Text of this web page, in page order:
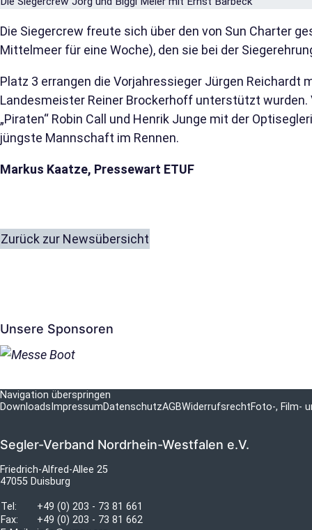
Die Siegercrew freute sich über den von Sun Charter
Mittelmeer für eine Woche), den sie bei der
Platz 3 errangen die Vorjahressieger Jürgen Reichardt
Landesmeister Reiner Brockerhoff unterstützt wurden.
„Piraten“ Robin Call und Henrik Junge mit der
jüngste Mannschaft im Rennen.
Markus Kaatze, Pressewart ETUF
Zurück zur Newsübersicht
Unsere Sponsoren
Navigation überspringen
DownloadsImpressumDatenschutzAGBWiderrufsrechtFoto-, Film-
Segler-Verband Nordrhein-Westfalen e.V.
Friedrich-Alfred-Allee 25
47055 Duisburg
Tel:
+49 (0) 203 - 73 81 661
Fax:
+49 (0) 203 - 73 81 662